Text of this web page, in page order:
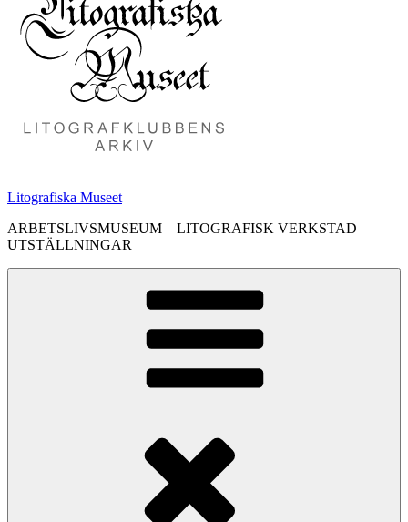
Litografiska Museet
ARBETSLIVSMUSEUM – LITOGRAFISK VERKSTAD –
UTSTÄLLNINGAR